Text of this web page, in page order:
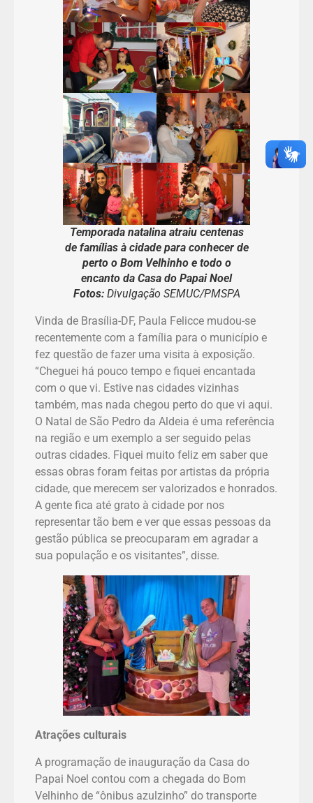
Temporada natalina atraiu centenas
de famílias à cidade para conhecer de
perto o Bom Velhinho e todo o
encanto da Casa do Papai Noel
Fotos: Divulgação SEMUC/PMSPA
Vinda de Brasília-DF, Paula Felicce mudou-se
recentemente com a família para o município e
fez questão de fazer uma visita à exposição.
“Cheguei há pouco tempo e fiquei encantada
com o que vi. Estive nas cidades vizinhas
também, mas nada chegou perto do que vi aqui.
O Natal de São Pedro da Aldeia é uma referência
na região e um exemplo a ser seguido pelas
outras cidades. Fiquei muito feliz em saber que
essas obras foram feitas por artistas da própria
cidade, que merecem ser valorizados e honrados.
A gente fica até grato à cidade por nos
representar tão bem e ver que essas pessoas da
gestão pública se preocuparam em agradar a
sua população e os visitantes”, disse.
Atrações culturais
A programação de inauguração da Casa do
Papai Noel contou com a chegada do Bom
Velhinho de “ônibus azulzinho” do transporte